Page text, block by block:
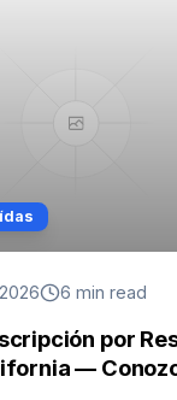
6 min read
por
—